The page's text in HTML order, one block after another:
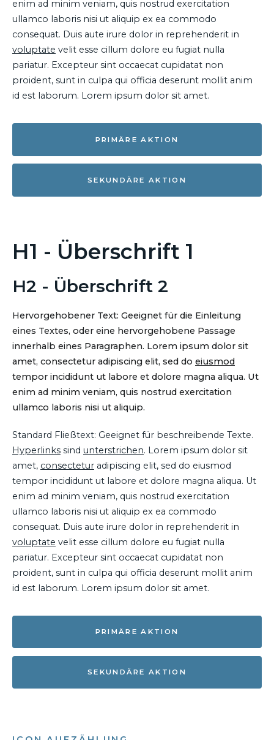
enim ad minim veniam, quis nostrud exercitation
ullamco laboris nisi ut aliquip ex ea commodo
consequat. Duis aute irure dolor in reprehenderit in
voluptate velit esse cillum dolore eu fugiat nulla
pariatur. Excepteur sint occaecat cupidatat non
proident, sunt in culpa qui officia deserunt mollit anim
id est laborum. Lorem ipsum dolor sit amet.
PRIMÄRE AKTION
SEKUNDÄRE AKTION
H1 - Überschrift 1
H2 - Überschrift 2
Hervorgehobener Text: Geeignet für die Einleitung
eines Textes, oder eine hervorgehobene Passage
innerhalb eines Paragraphen. Lorem ipsum dolor sit
amet, consectetur adipiscing elit, sed do eiusmod
tempor incididunt ut labore et dolore magna aliqua. Ut
enim ad minim veniam, quis nostrud exercitation
ullamco laboris nisi ut aliquip.
Standard Fließtext: Geeignet für beschreibende Texte.
Hyperlinks sind unterstrichen. Lorem ipsum dolor sit
amet, consectetur adipiscing elit, sed do eiusmod
tempor incididunt ut labore et dolore magna aliqua. Ut
enim ad minim veniam, quis nostrud exercitation
ullamco laboris nisi ut aliquip ex ea commodo
consequat. Duis aute irure dolor in reprehenderit in
voluptate velit esse cillum dolore eu fugiat nulla
pariatur. Excepteur sint occaecat cupidatat non
proident, sunt in culpa qui officia deserunt mollit anim
id est laborum. Lorem ipsum dolor sit amet.
PRIMÄRE AKTION
SEKUNDÄRE AKTION